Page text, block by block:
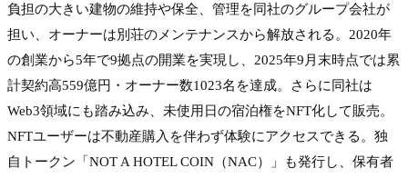
負担の大きい建物の維持や保全、管理を同社のグループ会社が
担い、オーナーは別荘のメンテナンスから解放される。2020年
の創業から5年で9拠点の開業を実現し、2025年9月末時点では累
計契約高559億円・オーナー数1023名を達成。さらに同社は
Web3領域にも踏み込み、未使用日の宿泊権をNFT化して販売。
NFTユーザーは不動産購入を伴わず体験にアクセスできる。独
自トークン「NOT A HOTEL COIN（NAC）」も発行し、保有者